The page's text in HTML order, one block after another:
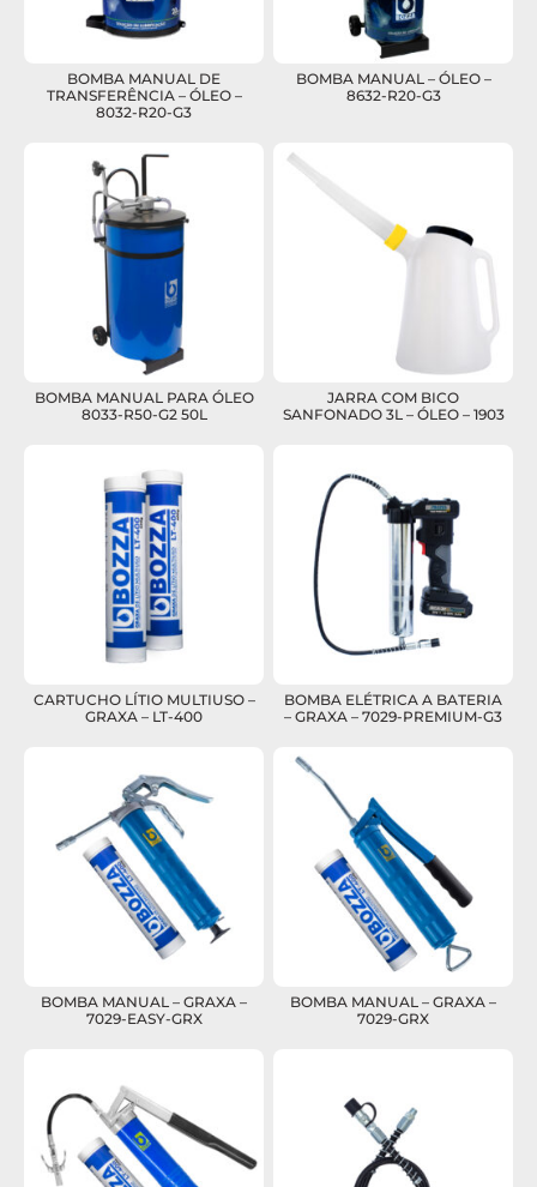
BOMBA MANUAL DE
TRANSFERÊNCIA – ÓLEO –
8032-R20-G3
BOMBA MANUAL – ÓLEO –
8632-R20-G3
BOMBA MANUAL PARA ÓLEO
8033-R50-G2 50L
JARRA COM BICO
SANFONADO 3L – ÓLEO – 1903
CARTUCHO LÍTIO MULTIUSO –
GRAXA – LT-400
BOMBA ELÉTRICA A BATERIA
– GRAXA – 7029-PREMIUM-G3
BOMBA MANUAL – GRAXA –
7029-EASY-GRX
BOMBA MANUAL – GRAXA –
7029-GRX